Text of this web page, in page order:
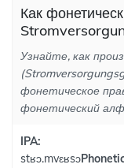
Как
Узнайте, как
фонетическое
фонетический
IPA:
stʁɔ.mvɛʁsɔ